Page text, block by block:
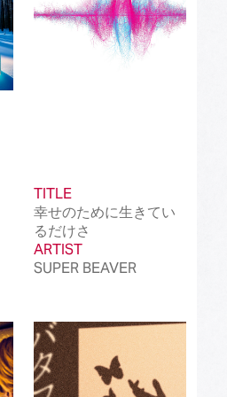
TITLE
幸せのために生きてい
るだけさ
ARTIST
SUPER BEAVER